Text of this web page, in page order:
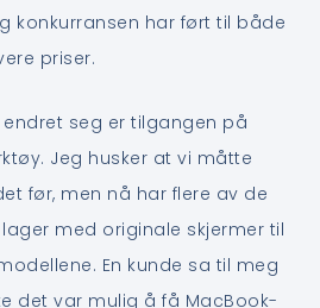
konkurransen har ført til både
priser.
seg er tilgangen på
Jeg husker at vi måtte
før, men nå har flere av de
med originale skjermer til
En kunde sa til meg
det var mulig å få MacBook-